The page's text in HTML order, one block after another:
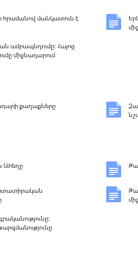
հրամանով մանկատուն է
ամրապնդումը: Հայոց
միջնադարում
քաղաքները
Ահեղը